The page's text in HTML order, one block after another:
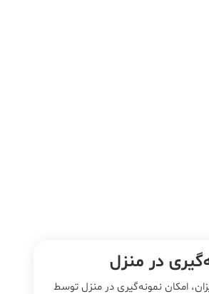
در منزل
امکان نمونه‌گیری در منزل توسط